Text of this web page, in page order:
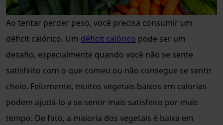
Ao tentar perder peso, você precisa consumir um
déficit calórico. Um déficit calórico pode ser um
desafio, especialmente quando você não se sente
satisfeito com o que comeu ou não consegue se sentir
cheio. Felizmente, muitos vegetais baixos em calorias
podem ajudá-lo a se sentir mais satisfeito por mais
tempo. De fato, a maioria dos vegetais é baixa em